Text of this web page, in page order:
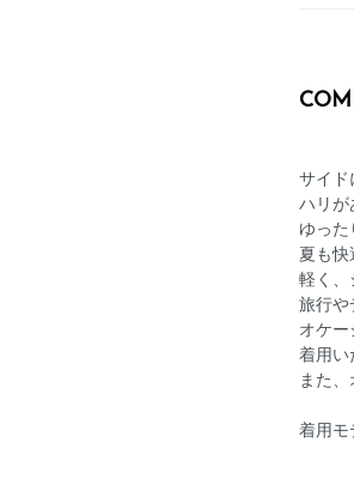
サイド
ハリが
ゆった
夏も快
軽く、
旅行や
オケー
着用い
また
着用モ